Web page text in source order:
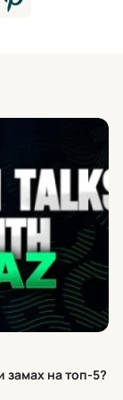
замах на топ-5?